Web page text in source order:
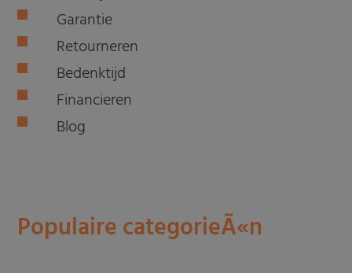
Garantie
Retourneren
Bedenktijd
Financieren
Blog
Populaire categorieÃ«n